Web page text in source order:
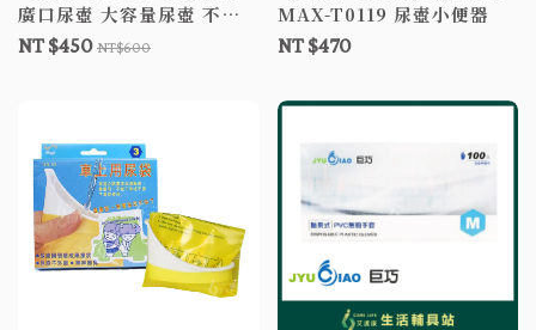
廣口尿壺 大容量尿壺 不易
傾倒尿壺 台灣製造尿壺
NT $450 NT$600
MAX-T0119 尿壺小便器
NT $470